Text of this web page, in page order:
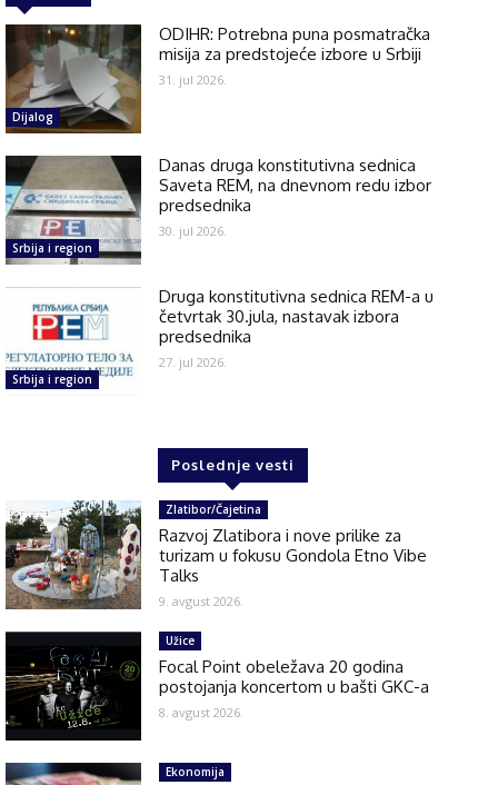
Dijalog
ODIHR: Potrebna puna posmatračka
misija za predstojeće izbore u Srbiji
31. jul 2026.
Srbija i region
Danas druga konstitutivna sednica
Saveta REM, na dnevnom redu izbor
predsednika
30. jul 2026.
Srbija i region
Druga konstitutivna sednica REM-a u
četvrtak 30.jula, nastavak izbora
predsednika
27. jul 2026.
Poslednje vesti
Zlatibor/Čajetina
Razvoj Zlatibora i nove prilike za
turizam u fokusu Gondola Etno Vibe
Talks
9. avgust 2026.
Užice
Focal Point obeležava 20 godina
postojanja koncertom u bašti GKC-a
8. avgust 2026.
Ekonomija